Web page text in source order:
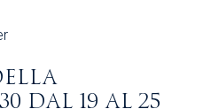
DAL 19 AL 25